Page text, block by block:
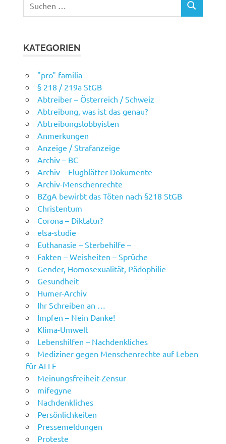
nach:
SUCHEN
KATEGORIEN
"pro" familia
§ 218 / 219a StGB
Abtreiber – Österreich / Schweiz
Abtreibung, was ist das genau?
Abtreibungslobbyisten
Anmerkungen
Anzeige / Strafanzeige
Archiv – BC
Archiv – Flugblätter-Dokumente
Archiv-Menschenrechte
BZgA bewirbt das Töten nach §218 StGB
Christentum
Corona – Diktatur?
elsa-studie
Euthanasie – Sterbehilfe –
Fakten – Weisheiten – Sprüche
Gender, Homosexualität, Pädophilie
Gesundheit
Humer-Archiv
Ihr Schreiben an …
Impfen – Nein Danke!
Klima-Umwelt
Lebenshilfen – Nachdenkliches
Mediziner gegen Menschenrechte auf Leben
für ALLE
Meinungsfreiheit-Zensur
mifegyne
Nachdenkliches
Persönlichkeiten
Pressemeldungen
Proteste